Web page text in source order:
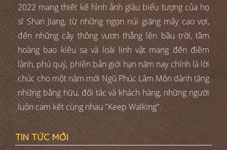
2022 mang thiết kế hình ảnh giàu biểu tượng của họ
sĩ Shan Jiang, từ những ngọn núi giăng mây cao vợi,
đến những cây thông vươn thẳng lên bầu trời, tầm
hoàng bao kiêu sa và loài linh vật mang đến điềm
lành, phú quý, phiên bản giới hạn năm nay chính là lời
chúc cho một năm mới Ngũ Phúc Lâm Môn dành tặng
những bằng hữu, đối tác và khách hàng, những người
luôn cam kết cùng nhau "Keep Walking".
TIN TỨC MỚI